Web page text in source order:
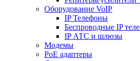
Оборудование VoIP
IP Телефоны
Беспроводные IP
IP АТС и шлюзы
Модемы
PoE адаптеры